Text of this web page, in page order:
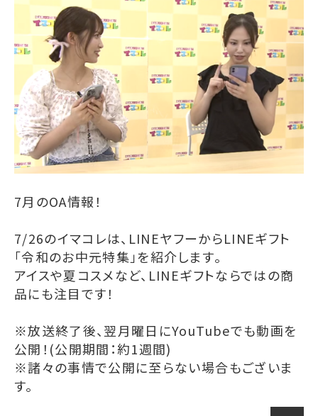
7月のOA情報！
7/26のイマコレは、LINEヤフーからLINEギフト
「令和のお中元特集」を紹介します。
アイスや夏コスメなど、LINEギフトならではの商
品にも注目です！
※放送終了後、翌月曜日にYouTubeでも動画を
公開！(公開期間：約1週間)
※諸々の事情で公開に至らない場合もございま
す。